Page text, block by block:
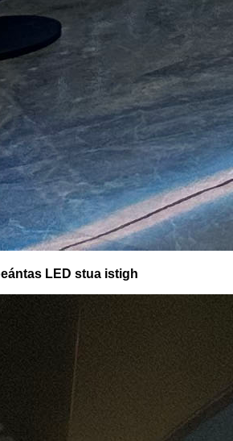
LED stua istigh